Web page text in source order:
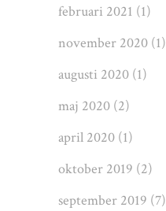
februari 2021 (1)
november 2020 (1)
augusti 2020 (1)
maj 2020 (2)
april 2020 (1)
oktober 2019 (2)
september 2019 (7)